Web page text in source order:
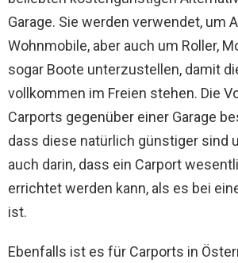
Garage. Sie werden verwendet, um
Wohnmobile, aber auch um Roller,
sogar Boote unterzustellen, damit
vollkommen im Freien stehen. Die
Carports gegenüber einer Garage
dass diese natürlich günstiger sind
auch darin, dass ein Carport
errichtet werden kann, als es bei
ist.
Ebenfalls ist es für Carports in